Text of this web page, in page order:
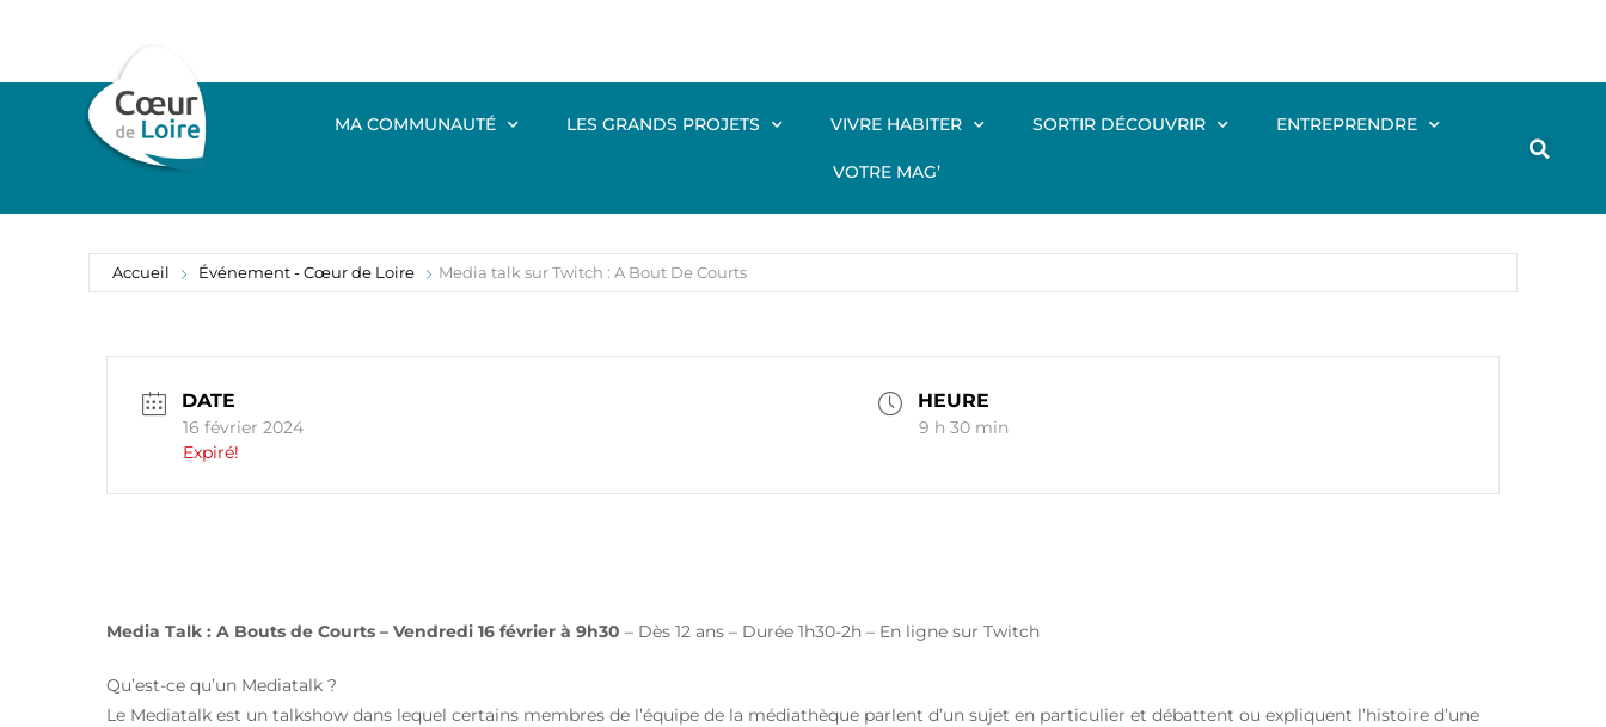
MA COMMUNAUTÉ LES GRANDS PROJETS VIVRE HABITER SORTIR DÉCOUVRIR ENTREPRENDRE
VOTRE MAG’
Accueil Événement - Cœur de Loire Media talk sur Twitch : A Bout De Courts
DATE
16 février 2024
Expiré!
HEURE
9 h 30 min
Media Talk : A Bouts de Courts – Vendredi 16 février à 9h30 – Dès 12 ans – Durée 1h30-2h – En ligne sur Twitch
Qu’est-ce qu’un Mediatalk ?
Le Mediatalk est un talkshow dans lequel certains membres de l’équipe de la médiathèque parlent d’un sujet en particulier et débattent ou expliquent l’histoire d’une